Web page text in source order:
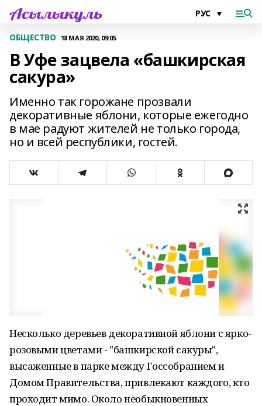
ОБЩЕСТВО 18 МАЯ 2020, 09:05
В Уфе зацвела «башкирская
сакура»
Именно так горожане прозвали
декоративные яблони, которые ежегодно
в мае радуют жителей не только города,
но и всей республики, гостей.
Несколько деревьев декоративной яблони с ярко-
розовыми цветами - "башкирской сакуры",
высаженные в парке между Госсобранием и
Домом Правительства, привлекают каждого, кто
проходит мимо. Около необыкновенных